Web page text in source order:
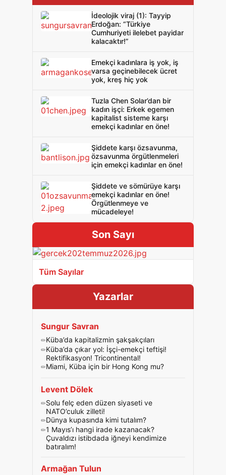
İdeolojik viraj (1): Tayyip
Erdoğan: “Türkiye
Cumhuriyeti ilelebet payidar
kalacaktır!”
Emekçi kadınlara iş yok, iş
varsa geçinebilecek ücret
yok, kreş hiç yok
Tuzla Chen Solar’dan bir
kadın işçi: Erkek egemen
kapitalist sisteme karşı
emekçi kadınlar en öne!
Şiddete karşı özsavunma,
özsavunma örgütlenmeleri
için emekçi kadınlar en öne!
Şiddete ve sömürüye karşı
emekçi kadınlar en öne!
Örgütlenmeye ve
mücadeleye!
Son Sayı
Tüm Sayılar
Yazarlar
Sungur Savran
Küba’da kapitalizmin şakşakçıları
Küba’da çıkar yol: İşçi-emekçi teftişi!
Rektifikasyon! Tricontinental!
Miami, Küba için bir Hong Kong mu?
Levent Dölek
Solu felç eden düzen siyaseti ve
NATO’culuk zilleti!
Dünya kupasında kimi tutalım?
1 Mayıs’ı hangi irade kazanacak?
Çuvaldızı istibdada iğneyi kendimize
batıralım!
Armağan Tulun